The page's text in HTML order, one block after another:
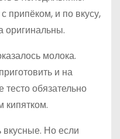
припёком, и по вкусу,
оригинальны.
молока.
и на
тесто обязательно
кипятком.
Но если